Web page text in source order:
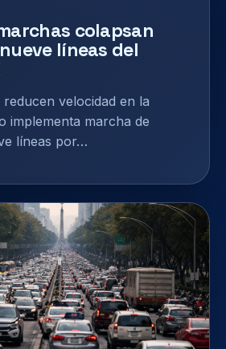
colapsan
líneas del
velocidad en la
implementa marcha de
líneas por…